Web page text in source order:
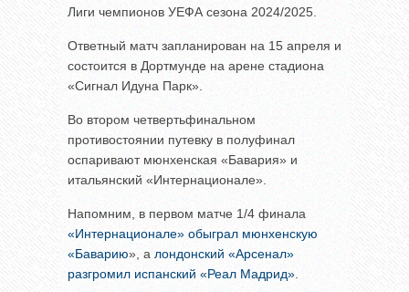
Лиги чемпионов УЕФА сезона 2024/2025.
Ответный матч запланирован на 15 апреля и
состоится в Дортмунде на арене стадиона
«Сигнал Идуна Парк».
Во втором четвертьфинальном
противостоянии путевку в полуфинал
оспаривают мюнхенская «Бавария» и
итальянский «Интернационале».
Напомним, в первом матче 1/4 финала
«Интернационале» обыграл мюнхенскую
«Баварию», а лондонский «Арсенал»
разгромил испанский «Реал Мадрид»